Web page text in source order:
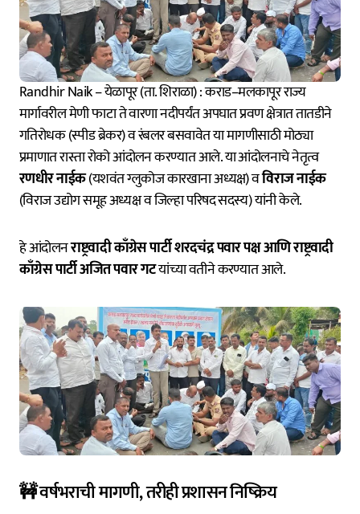
Randhir Naik – येळापूर (ता. शिराळा) : कराड–मलकापूर राज्य
मार्गावरील मेणी फाटा ते वारणा नदीपर्यंत अपघात प्रवण क्षेत्रात तातडीने
गतिरोधक (स्पीड ब्रेकर) व रंबलर बसवावेत या मागणीसाठी मोठ्या
प्रमाणात रास्ता रोको आंदोलन करण्यात आले. या आंदोलनाचे नेतृत्व
रणधीर नाईक(यशवंत ग्लुकोज कारखाना अध्यक्ष) वविराज नाईक
(विराज उद्योग समूह अध्यक्ष व जिल्हा परिषद सदस्य) यांनी केले.
हे आंदोलनराष्ट्रवादी काँग्रेस पार्टी शरदचंद्र पवार पक्ष आणि राष्ट्रवादी
काँग्रेस पार्टी अजित पवार गटयांच्या वतीने करण्यात आले.
🚧 वर्षभराची मागणी, तरीही प्रशासन निष्क्रिय